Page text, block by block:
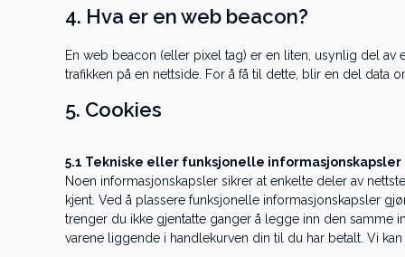
4. Hva er en web beacon?
En web beacon (eller pixel tag) er en liten, usynlig del
trafikken på en nettside. For å få til dette, blir en del data
5. Cookies
5.1 Tekniske eller funksjonelle informasjonskapsler
Noen informasjonskapsler sikrer at enkelte deler av
kjent. Ved å plassere funksjonelle informasjonskapsler
trenger du ikke gjentatte ganger å legge inn den samme
varene liggende i handlekurven din til du har betalt. Vi